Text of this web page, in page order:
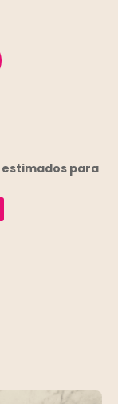
estimados para